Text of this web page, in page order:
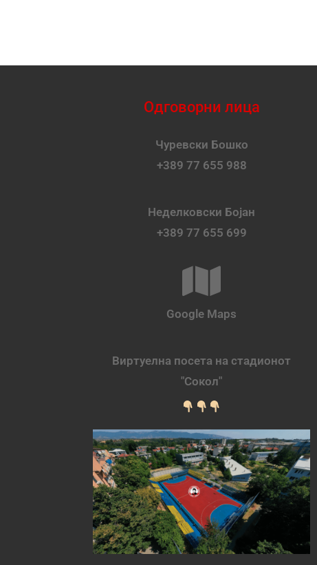
Одговорни лица
Чуревски Бошко
+389 77 655 988
Неделковски Бојан
+389 77 655 699
Google Maps
Виртуелна посета на стадионот
"Сокол"